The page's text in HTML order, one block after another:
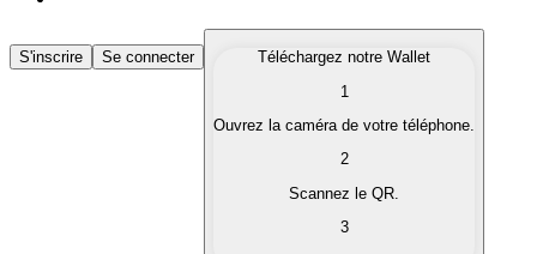
Acheter des Cryptomonnaies
Achetez les cryptomonnaies qui vous intéressent
Convertissez vos cryptomonnaies en monnaie
S'inscrire Se connecter
Téléchargez notre Wallet
1
Ouvrez la caméra de votre téléphone.
2
Scannez le QR.
3